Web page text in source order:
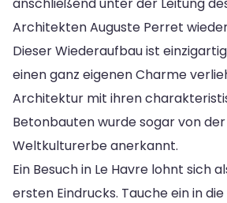
Architekten Auguste Perret
Dieser Wiederaufbau ist
einen ganz eigenen Charme
Architektur mit ihren
Betonbauten wurde sogar von der
Weltkulturerbe anerkannt.
Ein Besuch in Le Havre lohnt sich
ersten Eindrucks. Tauche ein in